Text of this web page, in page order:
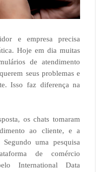
e empresa precisa
Hoje em dia muitas
de atendimento
seus problemas e
Isso faz diferença na
os chats tomaram
ao cliente, e a
uma pesquisa
de comércio
International Data